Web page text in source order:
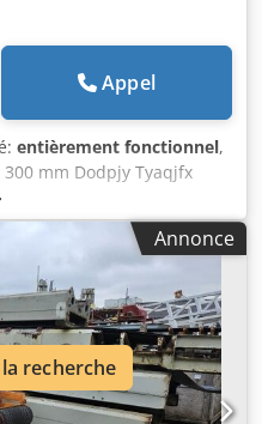
Appel
entièrement fonctionnel,
mm Dodpjy Tyaqjfx
Poids : 6.100 kg Puissance
entièrement révisée en
de concassage
Annonce
recherche